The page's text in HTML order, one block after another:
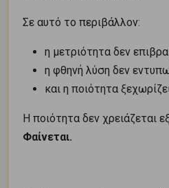
Σε αυτό το περιβάλλον:
η μετριότητα δεν
η φθηνή λύση δεν
και η ποιότητα
Η ποιότητα δεν χρειάζεται
Φαίνεται.